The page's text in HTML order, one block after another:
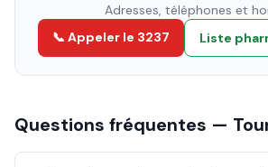
Adresses, téléphones et
📞 Appeler le 3237
Liste
Questions fréquentes —